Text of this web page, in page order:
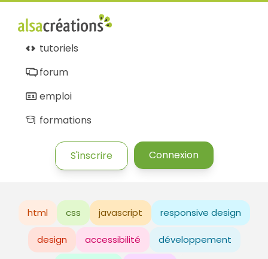
tutoriels
forum
emploi
formations
S'inscrire Connexion
html css javascript responsive design
design accessibilité développement